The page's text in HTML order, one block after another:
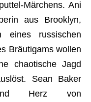
Märchens. Ani
aus Brooklyn,
eines russischen
Bräutigams wollen
chaotische Jagd
Sean Baker
Herz von